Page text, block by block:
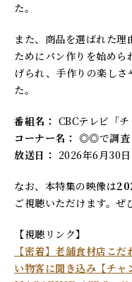
た。
また、商品を選ばれた
ためにパン作りを始めら
げられ、手作りの楽し
た。
番組名： CBCテレビ「チ
コーナー名： ◎◎で調査
放送日： 2026年6月30日
なお、本特集の映像は
ご視聴いただけます。ぜ
【視聴リンク】
【密着】老舗食材店こ
い物客に聞き込み【チ